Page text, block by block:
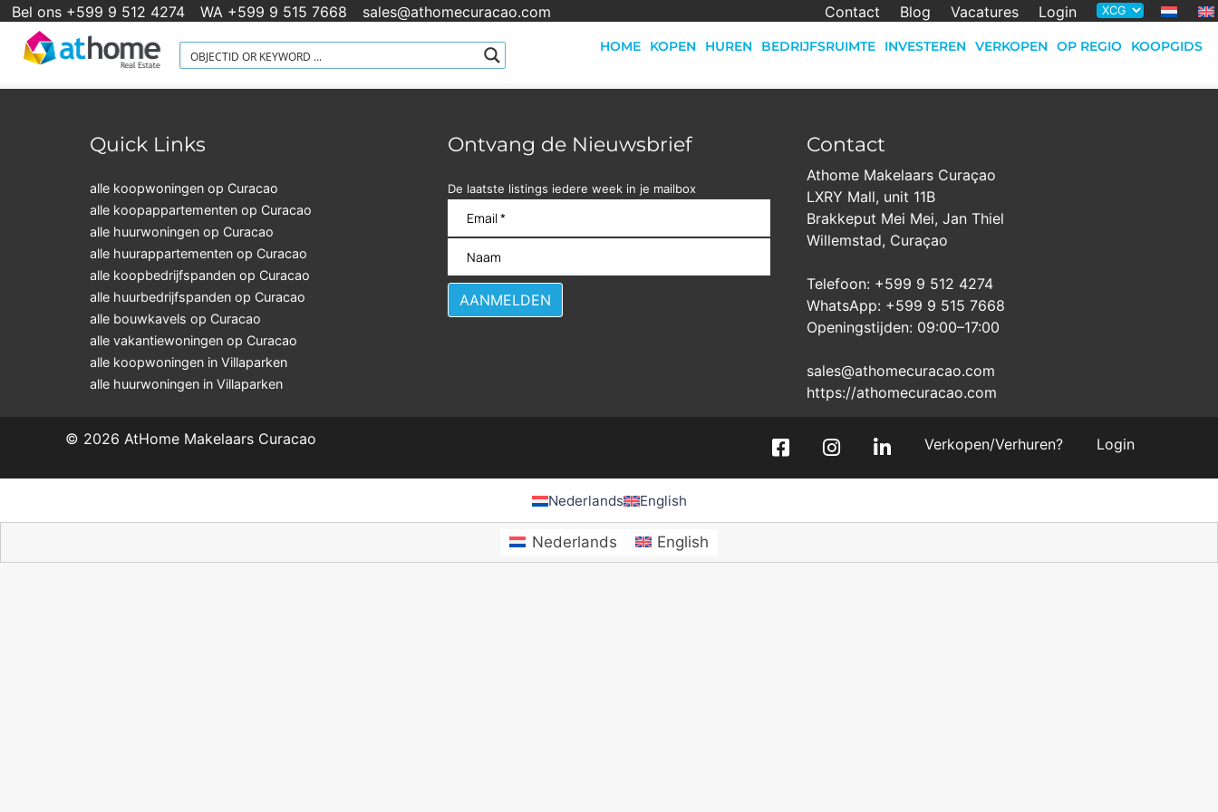
Bel ons +599 9 512 4274 WA +599 9 515 7668 sales@athomecuracao.com Contact Blog Vacatures Login
HOME KOPEN HUREN BEDRIJFSRUIMTE INVESTEREN VERKOPEN OP REGIO KOOPGIDS
Quick Links
alle koopwoningen op Curacao
alle koopappartementen op Curacao
alle huurwoningen op Curacao
alle huurappartementen op Curacao
alle koopbedrijfspanden op Curacao
alle huurbedrijfspanden op Curacao
alle bouwkavels op Curacao
alle vakantiewoningen op Curacao
alle koopwoningen in Villaparken
alle huurwoningen in Villaparken
Ontvang de Nieuwsbrief
De laatste listings iedere week in je mailbox
Contact
Athome Makelaars Curaçao
LXRY Mall, unit 11B
Brakkeput Mei Mei, Jan Thiel
Willemstad, Curaçao
Telefoon: +599 9 512 4274
WhatsApp: +599 9 515 7668
Openingstijden: 09:00–17:00
sales@athomecuracao.com
https://athomecuracao.com
Verkopen/Verhuren? Login
© 2026 AtHome Makelaars Curacao
Nederlands English
Nederlands English